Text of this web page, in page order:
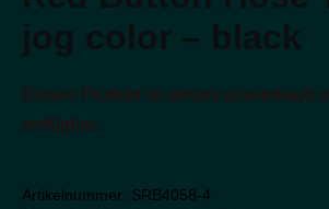
Dieses Produkt ist derzeit ausverkauft
verfügbar.
Artikelnummer: SRB4058-4